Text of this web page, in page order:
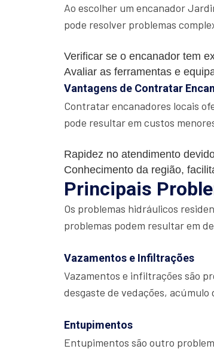
Ao escolher um encanador
pode resolver problemas
Verificar se o encanador tem
Avaliar as ferramentas e
Vantagens de Contratar
Contratar encanadores locais
pode resultar em custos
Rapidez no atendimento
Conhecimento da região,
Principais
Os problemas hidráulicos
problemas podem resultar em
Vazamentos e Infiltrações
Vazamentos e infiltrações são
desgaste de vedações, acúmulo
Entupimentos
Entupimentos são outro